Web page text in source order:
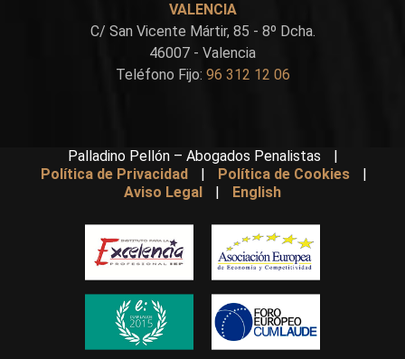
VALENCIA
C/ San Vicente Mártir, 85 - 8º Dcha.
46007 - Valencia
Teléfono Fijo: 96 312 12 06
Palladino Pellón – Abogados Penalistas
Política de Privacidad
Política de Cookies
Aviso Legal
English